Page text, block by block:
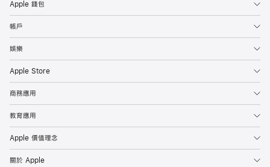
Apple 錢包
帳戶
娛樂
Apple Store
商務應用
教育應用
Apple 價值理念
關於 Apple